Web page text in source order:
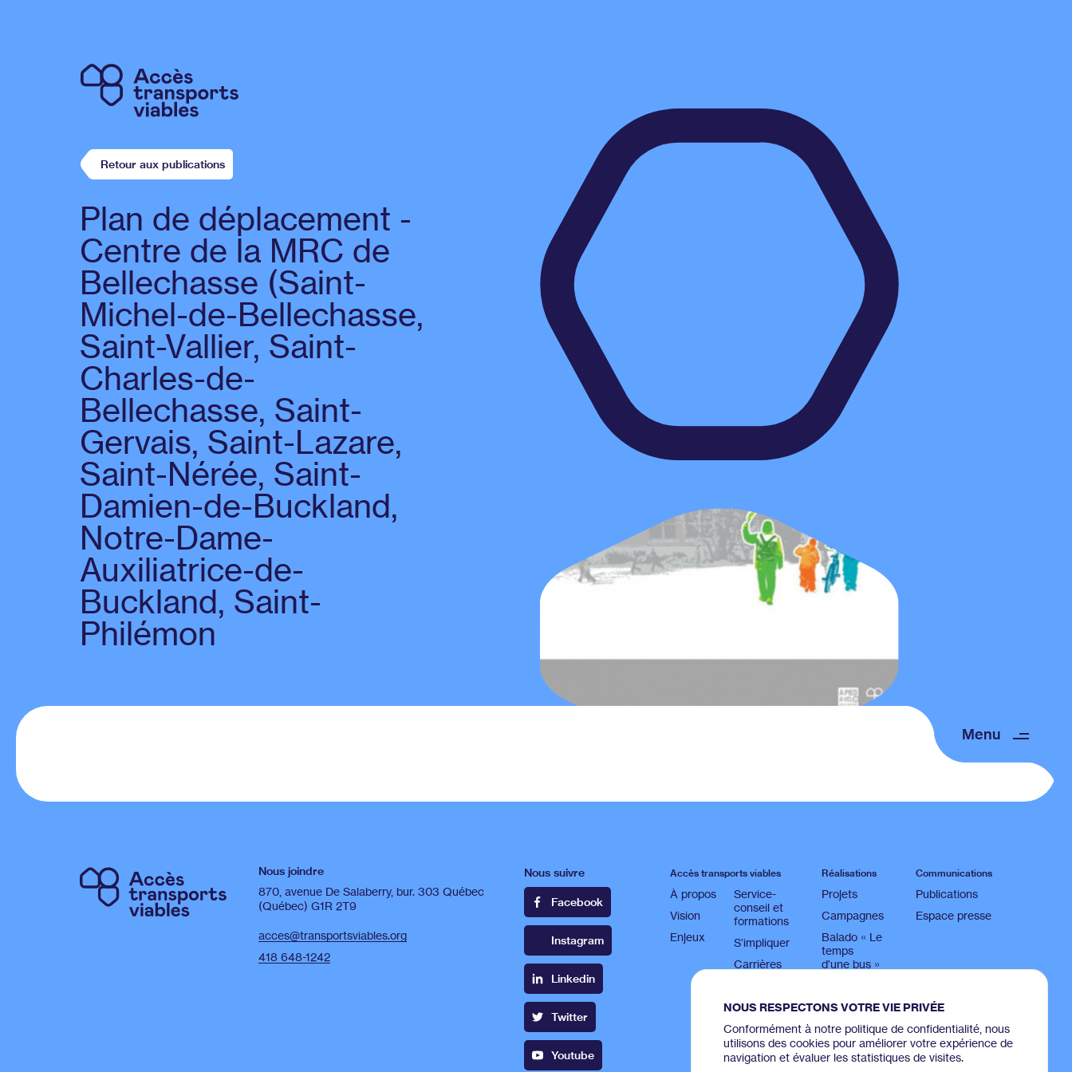
Retour aux publications
Plan de déplacement -
Centre de la MRC de
Bellechasse (Saint-
Michel-de-Bellechasse,
Saint-Vallier, Saint-
Charles-de-
Bellechasse, Saint-
Gervais, Saint-Lazare,
Saint-Nérée, Saint-
Damien-de-Buckland,
Notre-Dame-
Auxiliatrice-de-
Buckland, Saint-
Philémon
Menu
Nous joindre
870, avenue De Salaberry, bur. 303 Québec
(Québec) G1R 2T9
acces@transportsviables.org
418 648-1242
Nous suivre
Facebook
Instagram
Linkedin
Twitter
Youtube
Accès transports viables
À propos
Vision
Enjeux
Service-
conseil et
formations
S’impliquer
Carrières
Réalisations
Projets
Campagnes
Balado « Le
temps
d'une bus »
Communications
Publications
Espace presse
NOUS RESPECTONS VOTRE VIE PRIVÉE
Conformément à notre politique de confidentialité, nous
utilisons des cookies pour améliorer votre expérience de
navigation et évaluer les statistiques de visites.